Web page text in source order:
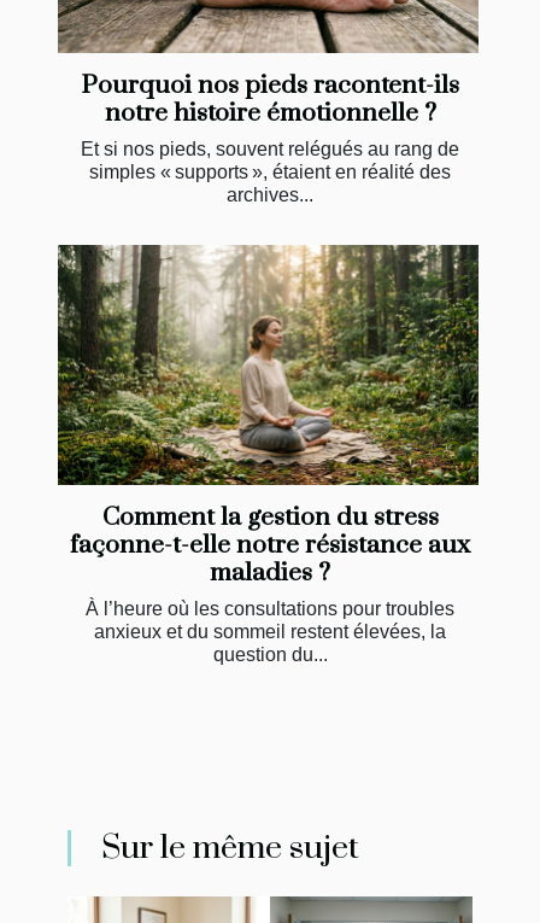
Pourquoi nos pieds racontent-ils
notre histoire émotionnelle ?
Et si nos pieds, souvent relégués au rang de
simples « supports », étaient en réalité des
archives...
Comment la gestion du stress
façonne-t-elle notre résistance aux
maladies ?
À l’heure où les consultations pour troubles
anxieux et du sommeil restent élevées, la
question du...
Sur le même sujet